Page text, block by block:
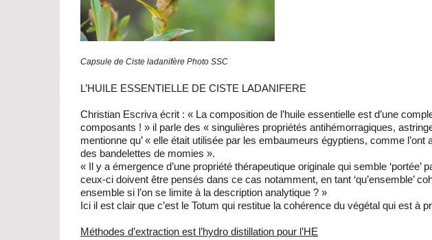
Capsule de Ciste ladanifère Photo SSC
L’HUILE ESSENTIELLE DE CISTE LADANIFERE
Christian Escriva écrit : « La composition de l’huile essentielle est d’une
composants ! » il parle des « singulières propriétés antihémorragiques,
mentionne qu’ « elle était utilisée par les embaumeurs égyptiens, comme
des bandelettes de momies ».
« Il y a émergence d’une propriété thérapeutique originale qui semble ‘portée’
ceux-ci doivent être pensés dans ce cas notamment, en tant ‘qu’ensemble’
ensemble si l’on se limite à la description analytique ? »
Ici il est clair que c’est le Totum qui restitue la cohérence du végétal qui est à
Méthodes d’extraction est l’hydro distillation pour l’HE